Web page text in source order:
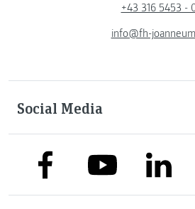
+43 316 5453 -
info@fh-
Social Media
link to facebooklink to youtubelink